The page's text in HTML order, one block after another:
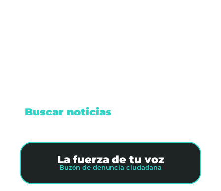
Buscar noticias
La fuerza de tu voz
Buzón de denuncia ciudadana